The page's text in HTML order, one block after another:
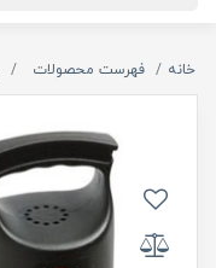
خانه فهرست محصولات